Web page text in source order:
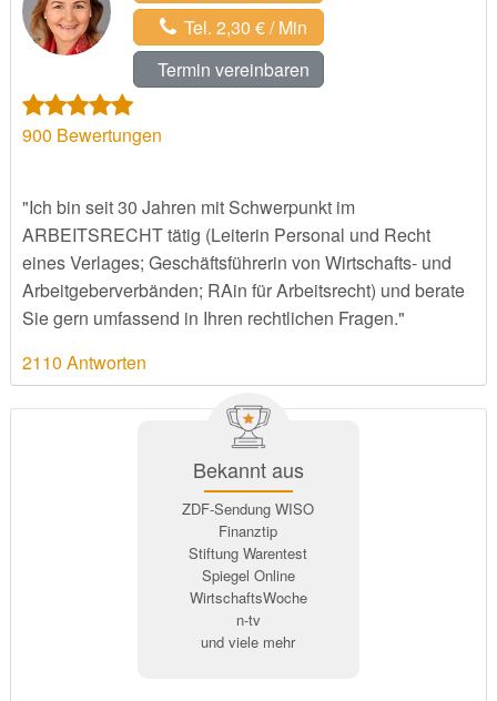
Tel. 2,30 € / Min
Termin vereinbaren
900 Bewertungen
"Ich bin seit 30 Jahren mit Schwerpunkt im
ARBEITSRECHT tätig (Leiterin Personal und Recht
eines Verlages; Geschäftsführerin von Wirtschafts- und
Arbeitgeberverbänden; RAin für Arbeitsrecht) und berate
Sie gern umfassend in Ihren rechtlichen Fragen."
2110 Antworten
Bekannt aus
ZDF-Sendung WISO
Finanztip
Stiftung Warentest
Spiegel Online
WirtschaftsWoche
n-tv
und viele mehr